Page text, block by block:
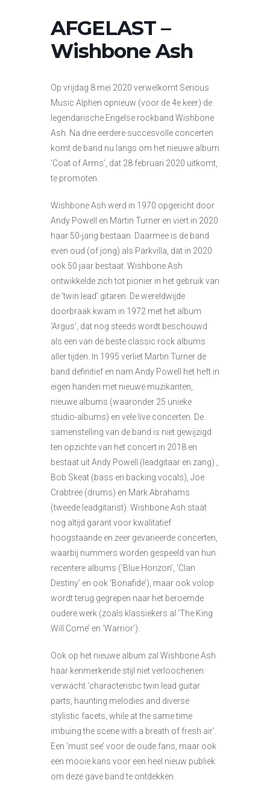
AFGELAST –
Wishbone Ash
Op vrijdag 8 mei 2020 verwelkomt Serious
Music Alphen opnieuw (voor de 4e keer) de
legendarische Engelse rockband Wishbone
Ash. Na drie eerdere succesvolle concerten
komt de band nu langs om het nieuwe album
‘Coat of Arms’, dat 28 februari 2020 uitkomt,
te promoten.
Wishbone Ash werd in 1970 opgericht door
Andy Powell en Martin Turner en viert in 2020
haar 50-jarig bestaan. Daarmee is de band
even oud (of jong) als Parkvilla, dat in 2020
ook 50 jaar bestaat. Wishbone Ash
ontwikkelde zich tot pionier in het gebruik van
de ‘twin lead’ gitaren. De wereldwijde
doorbraak kwam in 1972 met het album
‘Argus’, dat nog steeds wordt beschouwd
als een van de beste classic rock albums
aller tijden. In 1995 verliet Martin Turner de
band definitief en nam Andy Powell het heft in
eigen handen met nieuwe muzikanten,
nieuwe albums (waaronder 25 unieke
studio-albums) en vele live concerten. De
samenstelling van de band is niet gewijzigd
ten opzichte van het concert in 2018 en
bestaat uit Andy Powell (leadgitaar en zang) ,
Bob Skeat (bass en backing vocals), Joe
Crabtree (drums) en Mark Abrahams
(tweede leadgitarist). Wishbone Ash staat
nog altijd garant voor kwalitatief
hoogstaande en zeer gevarieerde concerten,
waarbij nummers worden gespeeld van hun
recentere albums (‘Blue Horizon’, ‘Clan
Destiny’ en ook ‘Bonafide’), maar ook volop
wordt terug gegrepen naar het beroemde
oudere werk (zoals klassiekers al ‘The King
Will Come’ en ‘Warrior’).
Ook op het nieuwe album zal Wishbone Ash
haar kenmerkende stijl niet verloochenen:
verwacht ‘characteristic twin lead guitar
parts, haunting melodies and diverse
stylistic facets, while at the same time
imbuing the scene with a breath of fresh air’.
Een ‘must see’ voor de oude fans, maar ook
een mooie kans voor een heel nieuw publiek
om deze gave band te ontdekken.